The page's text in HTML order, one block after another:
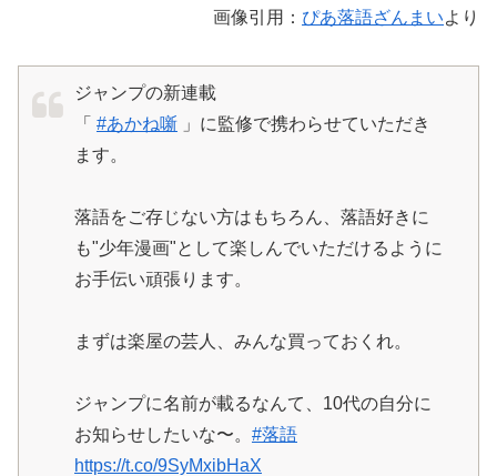
画像引用： ぴあ落語ざんまいより
ジャンプの新連載
「 #あかね噺 」に監修で携わらせていただき
ます。
落語をご存じない方はもちろん、落語好きに
も"少年漫画"として楽しんでいただけるように
お手伝い頑張ります。
まずは楽屋の芸人、みんな買っておくれ。
ジャンプに名前が載るなんて、10代の自分に
お知らせしたいな〜。 #落語
https://t.co/9SyMxibHaX